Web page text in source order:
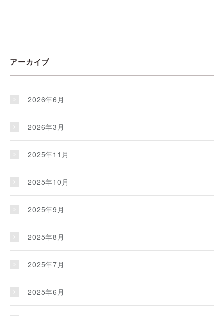
アーカイブ
2026年6月
2026年3月
2025年11月
2025年10月
2025年9月
2025年8月
2025年7月
2025年6月